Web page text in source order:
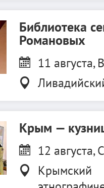
Библиотека
Романовых
11 августа,
Крым —
12 августа,
Крымский